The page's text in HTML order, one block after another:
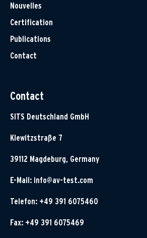
Nouvelles
Certification
Publications
Contact
Contact
SITS Deutschland GmbH
Klewitzstraße 7
39112 Magdeburg, Germany
E-Mail: info@av-test.com
Telefon: +49 391 6075460
Fax: +49 391 6075469